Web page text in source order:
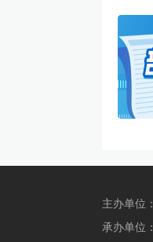
主办单位
承办单位：